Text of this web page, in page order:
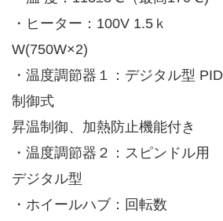
・ヒーター：100V 1.5ｋ
W(750W×2)
・温度調節器１：デジタル型 PID
制御式
昇温制御、加熱防止機能付き
・温度調節器２：スピンドル用
デジタル型
・ホイールハブ：回転数